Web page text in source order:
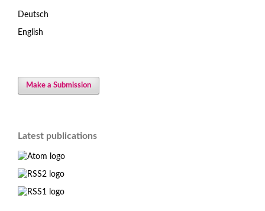
Deutsch
English
Make a Submission
Latest publications